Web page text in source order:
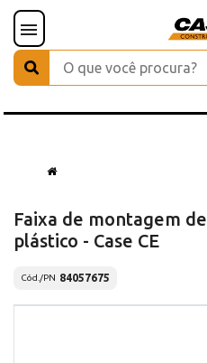
Faixa de montagem de
plástico - Case CE
Cód./PN 84057675